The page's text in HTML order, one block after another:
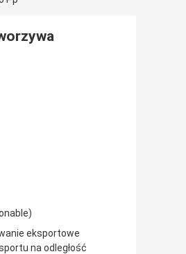
eksportowe
na odległość